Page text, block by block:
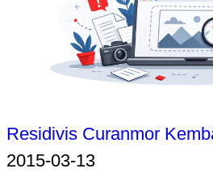
Residivis Curanmor
2015-03-13